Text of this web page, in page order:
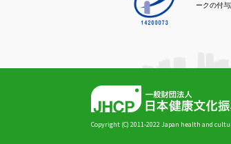
ークの付
Copyright (C) 2011-2022 Japan health and